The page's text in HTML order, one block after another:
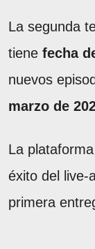
La segunda
tiene fecha
nuevos
marzo de
La
éxito del live-
primera